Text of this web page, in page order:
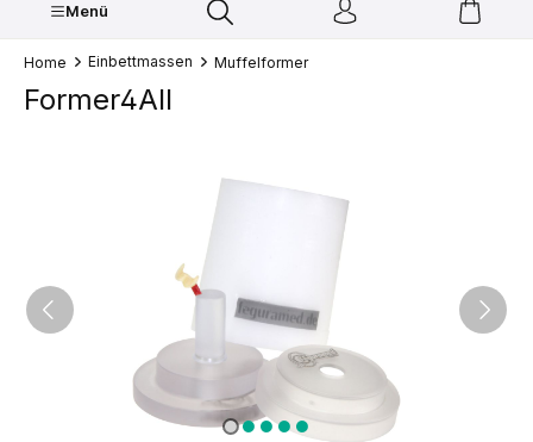
Menü
Home Einbettmassen Muffelformer
Former4All